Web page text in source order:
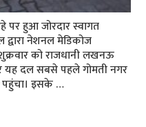
पर हुआ जोरदार स्‍वागत
नेशनल मेडिकोज
को राजधानी लखनऊ
दल सबसे पहले गोमती नगर
पहुंचा। इसके …